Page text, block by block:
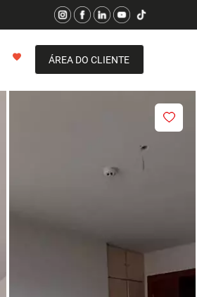
ÁREA DO CLIENTE